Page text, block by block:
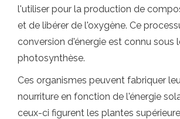
l'utiliser pour la production de
et de libérer de l'oxygène. Ce
conversion d'énergie est connu sous
photosynthèse.
Ces organismes peuvent fabriquer
nourriture en fonction de l'énergie
ceux-ci figurent les plantes